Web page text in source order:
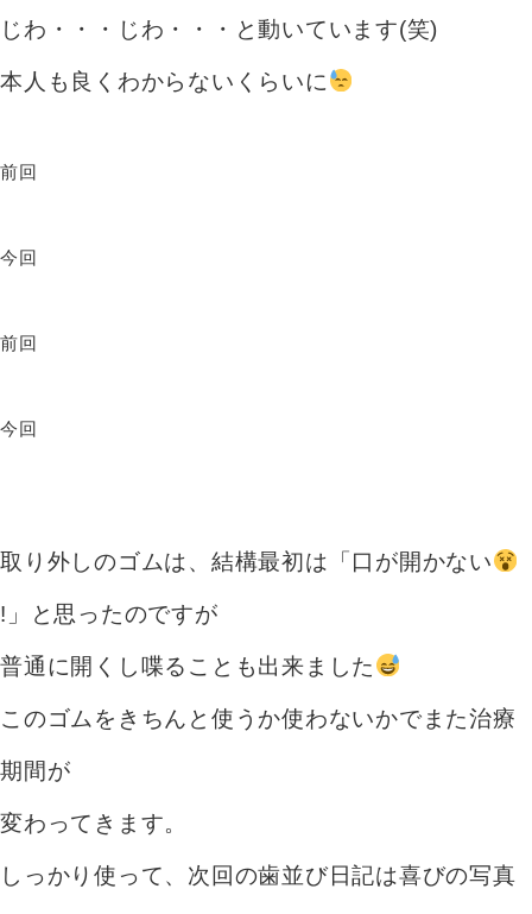
じわ・・・じわ・・・と動いています(笑)
本人も良くわからないくらいに
前回
今回
前回
今回
取り外しのゴムは、結構最初は「口が開かない
!」と思ったのですが
普通に開くし喋ることも出来ました
このゴムをきちんと使うか使わないかでまた治療
期間が
変わってきます。
しっかり使って、次回の歯並び日記は喜びの写真